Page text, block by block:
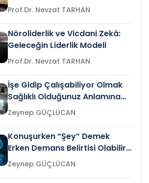
Prof.Dr. Nevzat TARHAN
Nöroliderlik ve Vicdani Zekâ:
Geleceğin Liderlik Modeli
Prof.Dr. Nevzat TARHAN
İşe Gidip Çalışabiliyor Olmak
Sağlıklı Olduğunuz Anlamına
Gelir mi?Zeynep GÜÇLÜCAN
Konuşurken “Şey” Demek
Erken Demans Belirtisi Olabilir
mi?
Zeynep GÜÇLÜCAN